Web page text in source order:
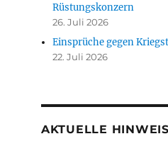
Rüstungskonzern
26. Juli 2026
Einsprüche gegen
22. Juli 2026
AKTUELLE